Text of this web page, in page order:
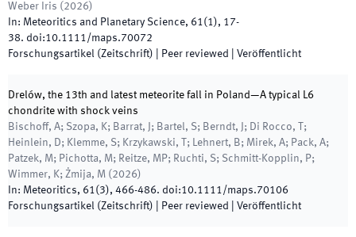
Weber Iris ( 2026)
In: Meteoritics and Planetary Science, 61(1), 17-
38. doi:10.1111/maps.70072
Forschungsartikel (Zeitschrift) | Peer reviewed Veröffentlicht
Drelów, the 13th and latest meteorite fall in Poland—A typical L6
chondrite with shock veins
Bischoff, A; Szopa, K; Barrat, J; Bartel, S; Berndt, J; Di Rocco, T;
Heinlein, D; Klemme, S; Krzykawski, T; Lehnert, B; Mirek, A; Pack, A;
Patzek, M; Pichotta, M; Reitze, MP; Ruchti, S; Schmitt-Kopplin, P;
Wimmer, K; Żmija, M ( 2026)
In: Meteoritics, 61(3), 466-486. doi:10.1111/maps.70106
Forschungsartikel (Zeitschrift) | Peer reviewed Veröffentlicht